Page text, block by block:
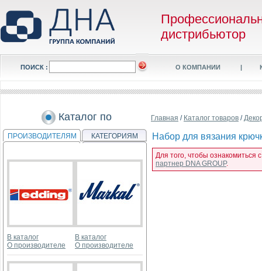
дистрибьютор
ПОИСК : О КОМПАНИИ |
Каталог по
ПРОИЗВОДИТЕЛЯМ КАТЕГОРИЯМ
В каталог
О производителе
В каталог
О производителе
Главная / Каталог товаров /
Набор для вязания
Для того, чтобы
партнер DNA GROUP.